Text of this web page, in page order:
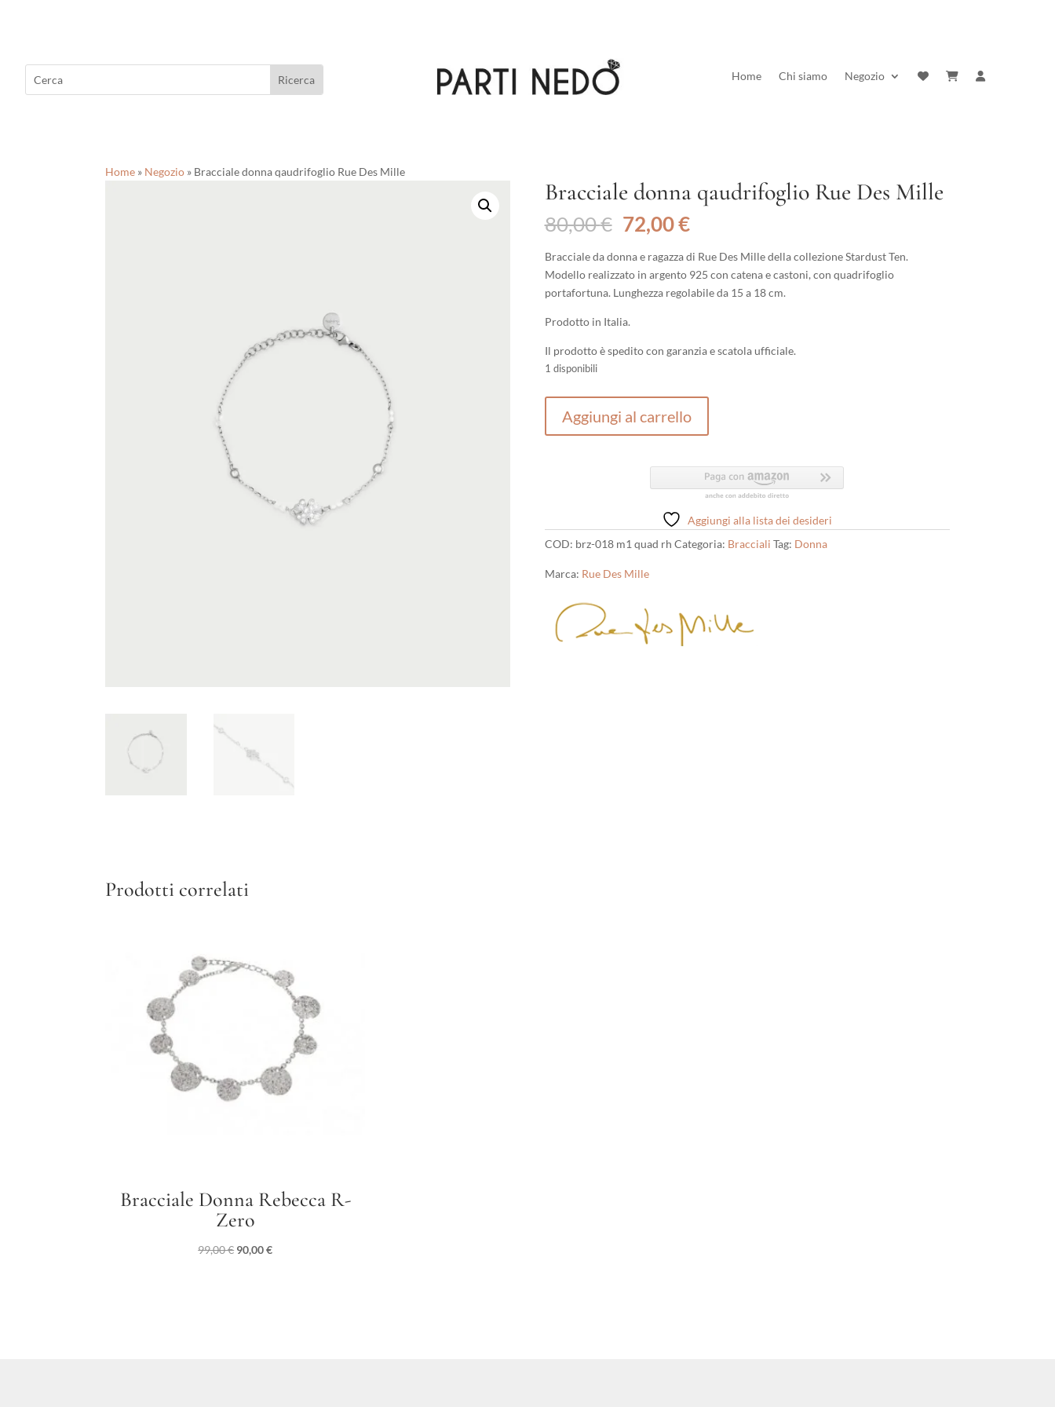
Home Chi siamo Negozio
Home » Negozio » Bracciale donna qaudrifoglio Rue Des Mille
Bracciale donna qaudrifoglio Rue Des Mille
80,00€ Il
prezzo
originale
era:
80,00 €.
72,00€Il
attuale
è:
72,00 €.
Bracciale da donna e ragazza di Rue Des Mille della collezione Stardust Ten.
Modello realizzato in argento 925 con catena e castoni, con quadrifoglio
portafortuna. Lunghezza regolabile da 15 a 18 cm.
Prodotto in Italia.
Il prodotto è spedito con garanzia e scatola ufficiale.
1 disponibili
donnaAggiungi al carrello
Aggiungi alla lista dei desideri
COD: brz-018 m1 quad rh Categoria: Bracciali Tag: Donna
Marca: Rue Des Mille
Prodotti correlati
Bracciale Donna Rebecca R-
Zero
99,00€ Il
90,00€Il